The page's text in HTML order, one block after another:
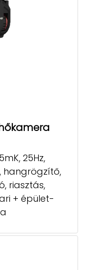
25Hz,
hangrögzítő,
riasztás,
+ épület-